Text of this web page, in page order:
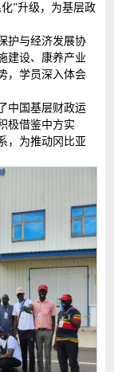
”升级，为基层政
护与经济发展协
建设、康养产业
，学员深入体会
中国基层财政运
极借鉴中方实
，为推动冈比亚